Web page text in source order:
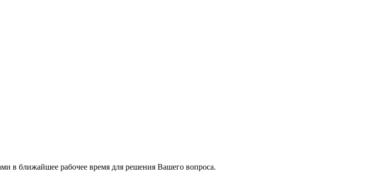
в ближайшее рабочее время для решения Вашего вопроса.